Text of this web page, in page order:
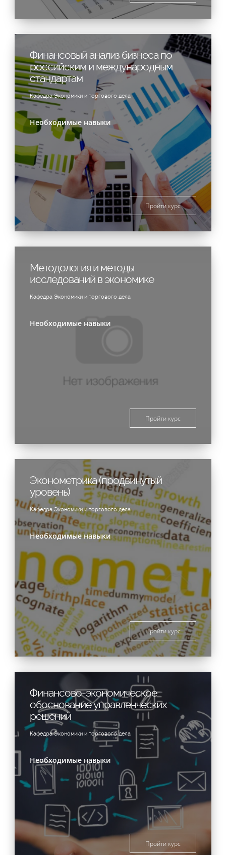
Финансовый анализ бизнеса по
российским и международным
стандартам
Кафедра Экономики и торгового дела
Необходимые навыки
Пройти курс
Методология и методы
исследований в экономике
Кафедра Экономики и торгового дела
Необходимые навыки
Пройти курс
Эконометрика (продвинутый
уровень)
Кафедра Экономики и торгового дела
Необходимые навыки
Пройти курс
Финансово-экономическое
обоснование управленческих
решений
Кафедра Экономики и торгового дела
Необходимые навыки
Пройти курс